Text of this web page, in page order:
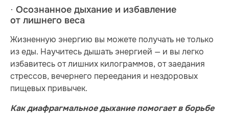
· Осознанное дыхание и избавление
от лишнего веса
Жизненную энергию вы можете получать не только
из еды. Научитесь дышать энергией — и вы легко
избавитесь от лишних килограммов, от заедания
стрессов, вечернего переедания и нездоровых
пищевых привычек.
Как диафрагмальное дыхание помогает в борьбе